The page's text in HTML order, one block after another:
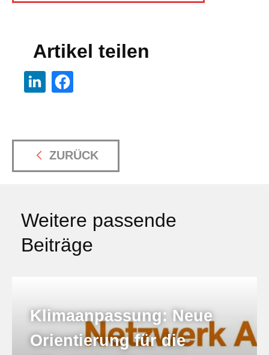
Artikel teilen
ZURÜCK
Weitere passende
Beiträge
Klimaanpassung: Neue
Orientierung für die